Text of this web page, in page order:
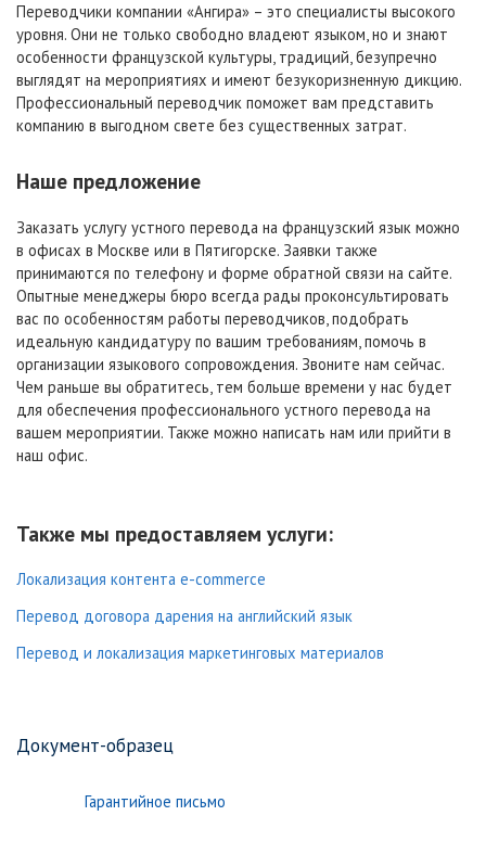
Переводчики компании «Ангира» – это специалисты высокого
уровня. Они не только свободно владеют языком, но и знают
особенности французской культуры, традиций, безупречно
выглядят на мероприятиях и имеют безукоризненную дикцию.
Профессиональный переводчик поможет вам представить
компанию в выгодном свете без существенных затрат.
Наше предложение
Заказать услугу устного перевода на французский язык можно
в офисах в Москве или в Пятигорске. Заявки также
принимаются по телефону и форме обратной связи на сайте.
Опытные менеджеры бюро всегда рады проконсультировать
вас по особенностям работы переводчиков, подобрать
идеальную кандидатуру по вашим требованиям, помочь в
организации языкового сопровождения. Звоните нам сейчас.
Чем раньше вы обратитесь, тем больше времени у нас будет
для обеспечения профессионального устного перевода на
вашем мероприятии. Также можно написать нам или прийти в
наш офис.
Также мы предоставляем услуги:
Локализация контента e-commerce
Перевод договора дарения на английский язык
Перевод и локализация маркетинговых материалов
Документ-образец
Гарантийное письмо